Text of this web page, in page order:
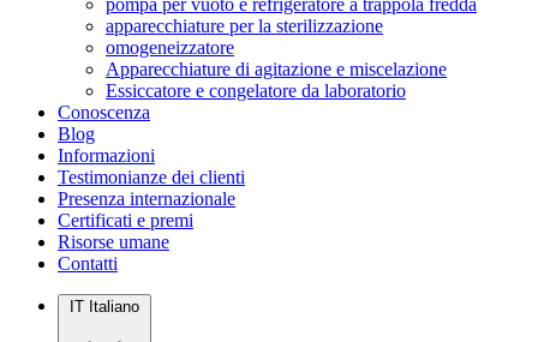
apparecchiature per la sterilizzazione
omogeneizzatore
Apparecchiature di agitazione e miscelazione
Essiccatore e congelatore da laboratorio
Conoscenza
Blog
Informazioni
Testimonianze dei clienti
Presenza internazionale
Certificati e premi
Risorse umane
Contatti
IT Italiano